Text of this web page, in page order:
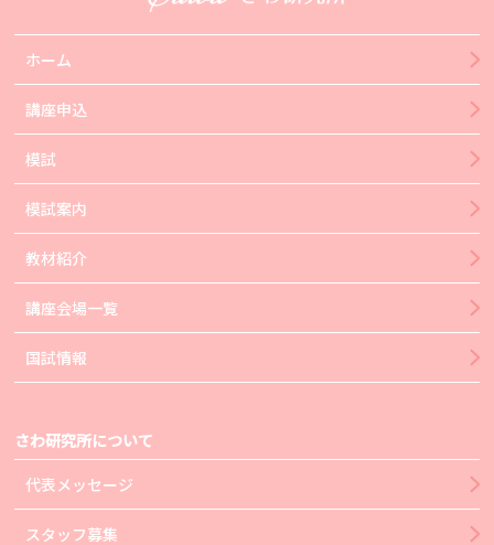
ホーム
講座申込
模試
模試案内
教材紹介
講座会場一覧
国試情報
さわ研究所について
代表メッセージ
スタッフ募集